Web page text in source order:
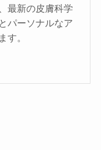
最新の皮膚科学
パーソナルなア
す。